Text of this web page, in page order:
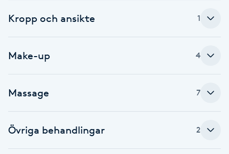
Keratinbehandling
Kinesiologi
Kiropraktik
Klangmassage
Kropp och ansikte 1
Make-up 4
Massage 7
Övriga behandlingar 2